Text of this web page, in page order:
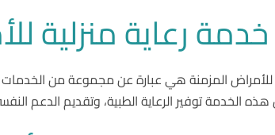
رعاية منزلية
للأمراض المزمنة هي عبارة عن مجموعة من
هذه الخدمة توفير الرعاية الطبية، وتقديم الدعم